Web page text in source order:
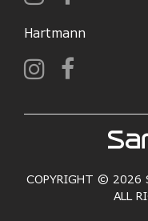
Hartmann
COPYRIGHT © 2026
ALL